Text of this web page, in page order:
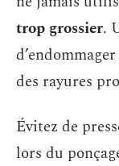
trop grossier.
des rayures
Évitez de
lors du